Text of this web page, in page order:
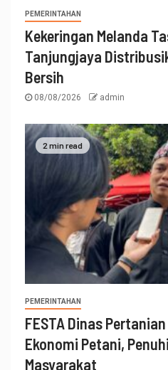
PEMERINTAHAN
Kekeringan Melanda
Tanjungjaya
Bersih
08/08/2026 admin
2 min read
PEMERINTAHAN
FESTA Dinas
Ekonomi Petani,
Masyarakat